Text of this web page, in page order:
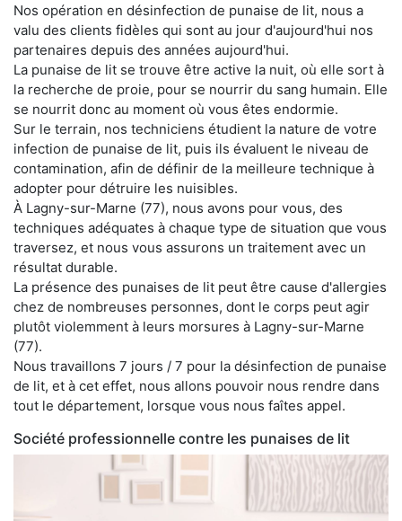
Nos opération en désinfection de punaise de lit, nous a
valu des clients fidèles qui sont au jour d'aujourd'hui nos
partenaires depuis des années aujourd'hui.
La punaise de lit se trouve être active la nuit, où elle sort à
la recherche de proie, pour se nourrir du sang humain. Elle
se nourrit donc au moment où vous êtes endormie.
Sur le terrain, nos techniciens étudient la nature de votre
infection de punaise de lit, puis ils évaluent le niveau de
contamination, afin de définir de la meilleure technique à
adopter pour détruire les nuisibles.
À Lagny-sur-Marne (77), nous avons pour vous, des
techniques adéquates à chaque type de situation que vous
traversez, et nous vous assurons un traitement avec un
résultat durable.
La présence des punaises de lit peut être cause d'allergies
chez de nombreuses personnes, dont le corps peut agir
plutôt violemment à leurs morsures à Lagny-sur-Marne
(77).
Nous travaillons 7 jours / 7 pour la désinfection de punaise
de lit, et à cet effet, nous allons pouvoir nous rendre dans
tout le département, lorsque vous nous faîtes appel.
Société professionnelle contre les punaises de lit